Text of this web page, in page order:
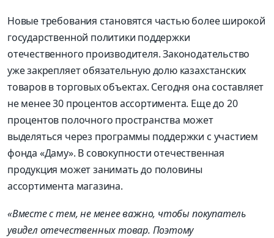
Новые требования становятся частью более широкой
государственной политики поддержки
отечественного производителя. Законодательство
уже закрепляет обязательную долю казахстанских
товаров в торговых объектах. Сегодня она составляет
не менее 30 процентов ассортимента. Еще до 20
процентов полочного пространства может
выделяться через программы поддержки с участием
фонда «Даму». В совокупности отечественная
продукция может занимать до половины
ассортимента магазина.
«Вместе с тем, не менее важно, чтобы покупатель
увидел отечественных товар. Поэтому